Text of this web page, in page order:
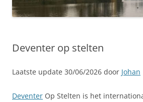
Deventer op stelten
Laatste update 30/06/2026 door Johan
Deventer Op Stelten is het